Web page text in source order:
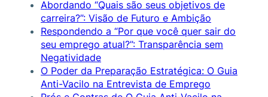
Abordando “Quais são seus objetivos de
carreira?”: Visão de Futuro e Ambição
Respondendo a “Por que você quer sair do
seu emprego atual?”: Transparência sem
Negatividade
O Poder da Preparação Estratégica: O Guia
Anti-Vacilo na Entrevista de Emprego